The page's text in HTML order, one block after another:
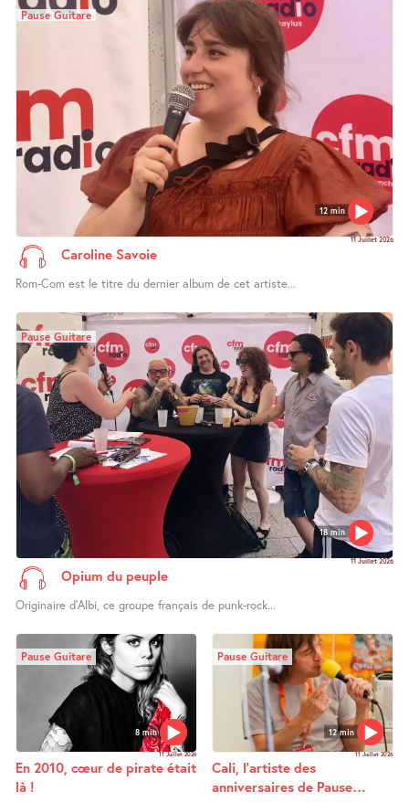
12 min
Pause Guitare
11 Juillet 2026
Caroline Savoie
Rom-Com est le titre du dernier album de cet artiste...
18 min
Pause Guitare
11 Juillet 2026
Opium du peuple
Originaire d’Albi, ce groupe français de punk-rock...
8 min
Pause Guitare
11 Juillet 2026
En 2010, cœur de pirate était
là !
12 min
Pause Guitare
11 Juillet 2026
Cali, l’artiste des
anniversaires de Pause